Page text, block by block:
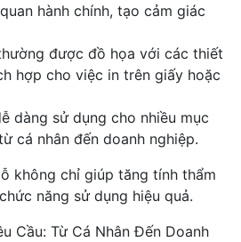
hành chính, tạo cảm giác
được đồ họa với các thiết
hợp cho việc in trên giấy hoặc
dàng sử dụng cho nhiều mục
cá nhân đến doanh nghiệp.
không chỉ giúp tăng tính thẩm
năng sử dụng hiệu quả.
Cầu: Từ Cá Nhân Đến Doanh